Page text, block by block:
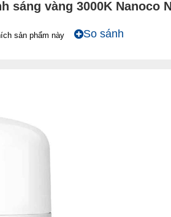
sáng vàng 3000K Nanoco
sản phẩm này So sánh